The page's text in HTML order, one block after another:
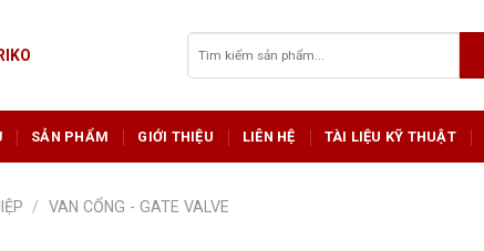
kiếm:
SẢN PHẨM GIỚI THIỆU LIÊN HỆ TÀI LIỆU KỸ THUẬT
/
VAN CỔNG - GATE VALVE